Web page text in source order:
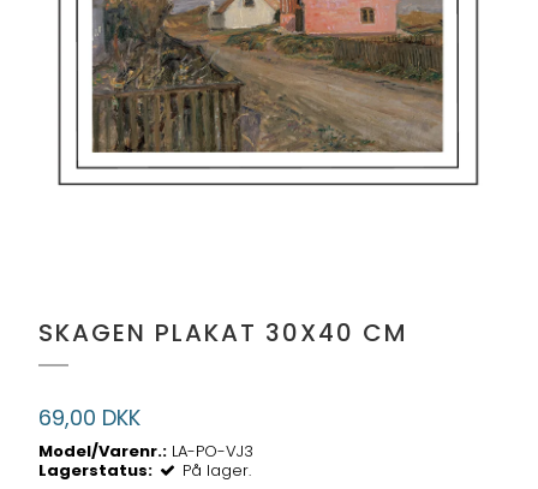
SKAGEN PLAKAT 30X40 CM
69,00 DKK
Model/Varenr.: LA-PO-VJ3
Lagerstatus:
På lager.